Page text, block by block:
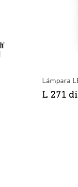
Lámpara
L 271